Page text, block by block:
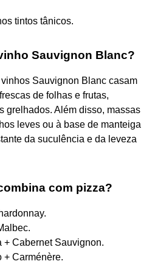
tintos tânicos.
Sauvignon Blanc?
Sauvignon Blanc casam
de folhas e frutas,
grelhados. Além disso, massas
leves ou à base de manteiga
da suculência e da leveza
com pizza?
+ Cabernet Sauvignon.
+ Carménère.